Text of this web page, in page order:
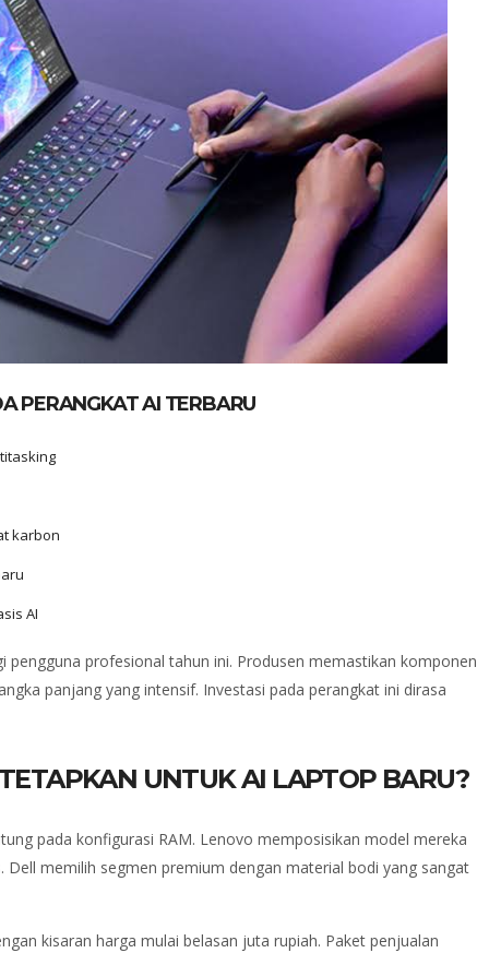
PERANGKAT AI TERBARU
karbon
AI
pengguna profesional tahun ini. Produsen memastikan komponen
panjang yang intensif. Investasi pada perangkat ini dirasa
UNTUK AI LAPTOP BARU?
pada konfigurasi RAM. Lenovo memposisikan model mereka
Dell memilih segmen premium dengan material bodi yang sangat
kisaran harga mulai belasan juta rupiah. Paket penjualan